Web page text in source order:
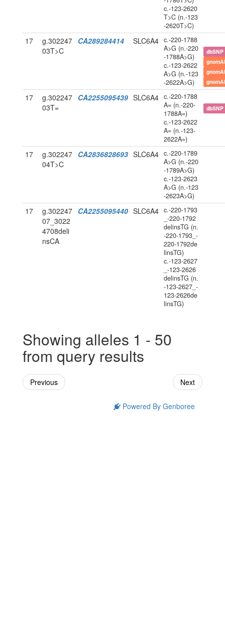
c.-123-2620
T>C (n.-123
-2620T>C)
17
g.302247
03T>C
CA289284414 SLC6A4 c.-220-1788
A>G (n.-220
-1788A>G)
c.-123-2622
A>G (n.-123
-2622A>G)
dbSNP
17
g.302247
03T=
CA2255095439 SLC6A4 c.-220-1788
A= (n.-220-
1788A=)
c.-123-2622
A= (n.-123-
2622A=)
dbSNP
17
g.302247
04T>C
CA2836828693 SLC6A4 c.-220-1789
A>G (n.-220
-1789A>G)
c.-123-2623
A>G (n.-123
-2623A>G)
17
g.302247
07_3022
4708deli
nsCA
CA2255095440 SLC6A4 c.-220-1793
_-220-1792
delinsTG (n.
-220-1793_-
220-1792de
linsTG)
c.-123-2627
_-123-2626
delinsTG (n.
-123-2627_-
123-2626de
linsTG)
Showing alleles 1 - 50
from query results
Previous Next
Powered By Genboree